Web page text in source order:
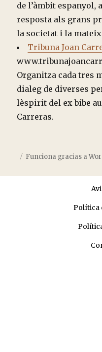
de l’àmbit espanyol,
resposta als grans
la societat i la
Tribuna Joan
Organitza cada tres
dialeg de diverses
lèspirit del ex bibe
Carreras.
Funciona gracias a
Política